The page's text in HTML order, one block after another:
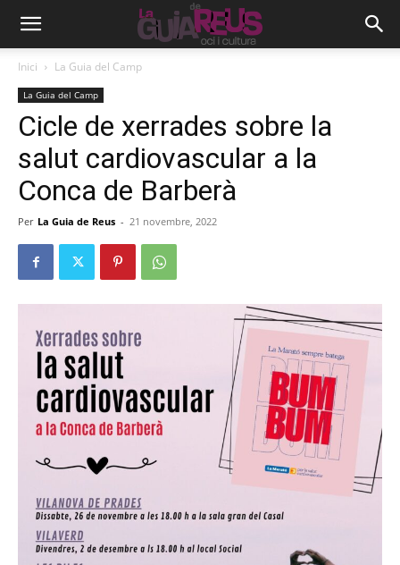
Inici La Guia del Camp
La Guia del Camp
Cicle de xerrades sobre la
salut cardiovascular a la
Conca de Barberà
Per La Guia de Reus - 21 novembre, 2022